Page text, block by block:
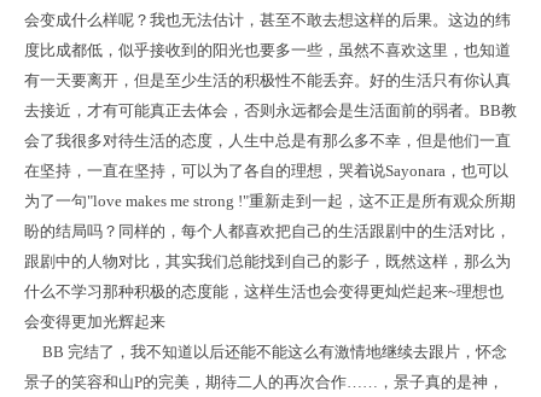
会变成什么样呢？我也无法估计，甚至不敢去想这样的后果。这边的纬
度比成都低，似乎接收到的阳光也要多一些，虽然不喜欢这里，也知道
有一天要离开，但是至少生活的积极性不能丢弃。好的生活只有你认真
去接近，才有可能真正去体会，否则永远都会是生活面前的弱者。BB教
会了我很多对待生活的态度，人生中总是有那么多不幸，但是他们一直
在坚持，一直在坚持，可以为了各自的理想，哭着说Sayonara，也可以
为了一句"love makes me strong !"重新走到一起，这不正是所有观众所期
盼的结局吗？同样的，每个人都喜欢把自己的生活跟剧中的生活对比，
跟剧中的人物对比，其实我们总能找到自己的影子，既然这样，那么为
什么不学习那种积极的态度能，这样生活也会变得更灿烂起来~理想也
会变得更加光辉起来
BB 完结了，我不知道以后还能不能这么有激情地继续去跟片，怀念
景子的笑容和山P的完美，期待二人的再次合作……，景子真的是神，